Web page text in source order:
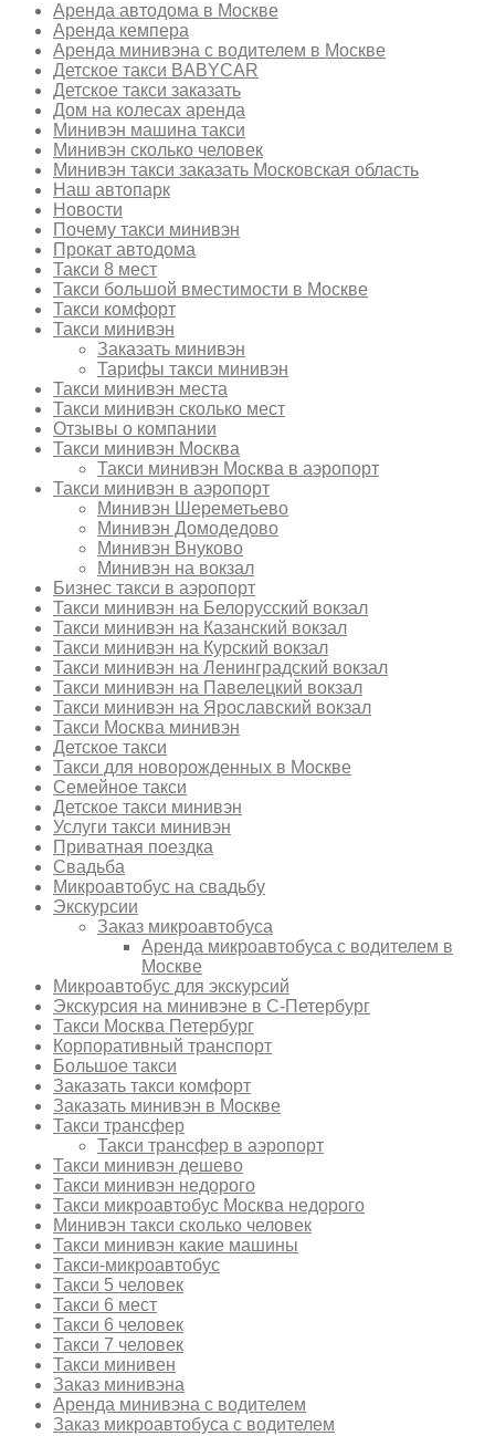
Аренда автодома в Москве
Аренда кемпера
Аренда минивэна с водителем в Москве
Детское такси BABYCAR
Детское такси заказать
Дом на колесах аренда
Минивэн машина такси
Минивэн сколько человек
Минивэн такси заказать Московская область
Наш автопарк
Новости
Почему такси минивэн
Прокат автодома
Такси 8 мест
Такси большой вместимости в Москве
Такси комфорт
Такси минивэн
Заказать минивэн
Тарифы такси минивэн
Такси минивэн места
Такси минивэн сколько мест
Отзывы о компании
Такси минивэн Москва
Такси минивэн Москва в аэропорт
Такси минивэн в аэропорт
Минивэн Шереметьево
Минивэн Домодедово
Минивэн Внуково
Минивэн на вокзал
Бизнес такси в аэропорт
Такси минивэн на Белорусский вокзал
Такси минивэн на Казанский вокзал
Такси минивэн на Курский вокзал
Такси минивэн на Ленинградский вокзал
Такси минивэн на Павелецкий вокзал
Такси минивэн на Ярославский вокзал
Такси Москва минивэн
Детское такси
Такси для новорожденных в Москве
Семейное такси
Детское такси минивэн
Услуги такси минивэн
Приватная поездка
Свадьба
Микроавтобус на свадьбу
Экскурсии
Заказ микроавтобуса
Аренда микроавтобуса с водителем в
Москве
Микроавтобус для экскурсий
Экскурсия на минивэне в С-Петербург
Такси Москва Петербург
Корпоративный транспорт
Большое такси
Заказать такси комфорт
Заказать минивэн в Москве
Такси трансфер
Такси трансфер в аэропорт
Такси минивэн дешево
Такси минивэн недорого
Такси микроавтобус Москва недорого
Минивэн такси сколько человек
Такси минивэн какие машины
Такси-микроавтобус
Такси 5 человек
Такси 6 мест
Такси 6 человек
Такси 7 человек
Такси минивен
Заказ минивэна
Аренда минивэна с водителем
Заказ микроавтобуса с водителем